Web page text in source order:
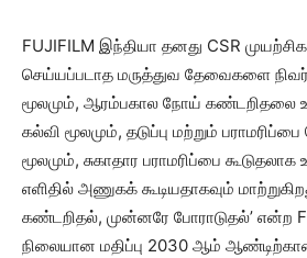
FUJIFILM இந்தியா தனது CSR
செய்யப்படாத மருத்துவ தேவைகளை
மூலமும், ஆரம்பகால நோய் கண்டறிதலை
கல்வி மூலமும், தடுப்பு மற்றும்
மூலமும், சுகாதார பராமரிப்பை
எளிதில் அணுகக் கூடியதாகவும்
கண்டறிதல், முன்னரே போராடுதல்’ என்ற
நிலையான மதிப்பு 2030 ஆம்